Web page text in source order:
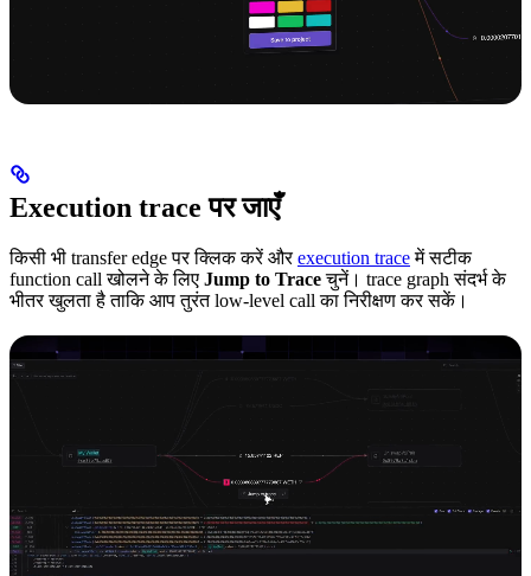
Execution trace पर जाएँ
किसी भी transfer edge पर क्लिक करें औरexecution traceमें सटीक
function call खोलने के लिए Jump to Traceचुनें। trace graph संदर्भ के
भीतर खुलता है ताकि आप तुरंत low-level call का निरीक्षण कर सकें।